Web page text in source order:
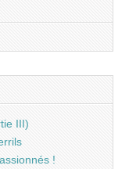
III)
!